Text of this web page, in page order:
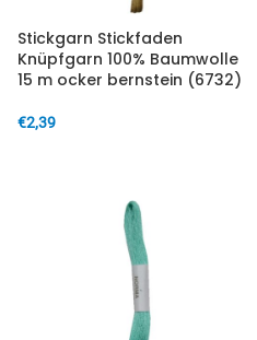
Stickgarn Stickfaden
Knüpfgarn 100% Baumwolle
15 m ocker bernstein (6732)
€2,39